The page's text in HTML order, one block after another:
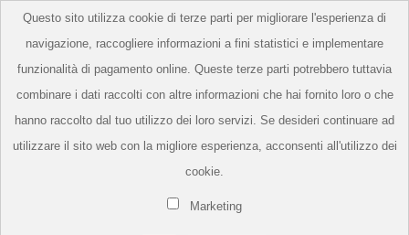
Questo sito utilizza cookie di terze parti per migliorare l'esperienza di
navigazione, raccogliere informazioni a fini statistici e implementare
funzionalità di pagamento online. Queste terze parti potrebbero tuttavia
combinare i dati raccolti con altre informazioni che hai fornito loro o che
hanno raccolto dal tuo utilizzo dei loro servizi. Se desideri continuare ad
utilizzare il sito web con la migliore esperienza, acconsenti all'utilizzo dei
cookie.
Marketing